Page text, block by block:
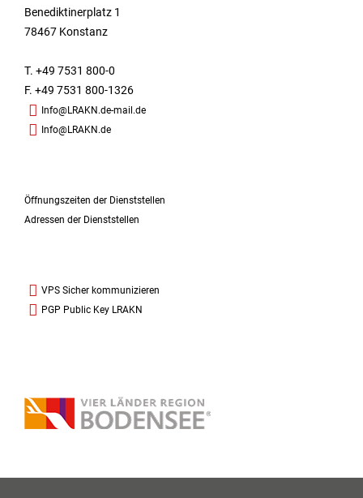
Benediktinerplatz 1
78467 Konstanz
T. +49 7531 800-0
F. +49 7531 800-1326
Info@LRAKN.de-mail.de
Info@LRAKN.de
Öffnungszeiten der Dienststellen
Adressen der Dienststellen
VPS Sicher kommunizieren
PGP Public Key LRAKN